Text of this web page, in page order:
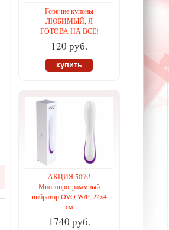
Горячие купоны
ЛЮБИМЫЙ, Я
ГОТОВА НА ВСЕ!
120 руб.
купить
АКЦИЯ 50%!
Многопрограммный
вибратор OVO W/P, 22х4
см
1740 руб.